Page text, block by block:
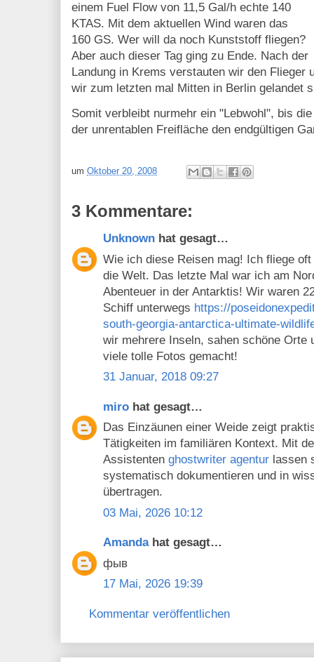
einem Fuel Flow von 11,5 Gal/h echte 140
KTAS. Mit dem aktuellen Wind waren das
160 GS. Wer will da noch Kunststoff fliegen?
Aber auch dieser Tag ging zu Ende. Nach der
Landung in Krems verstauten wir den Flieger
wir zum letzten mal Mitten in Berlin gelandet
Somit verbleibt nurmehr ein "Lebwohl", bis
der unrentablen Freifläche den endgültigen
um Oktober 20, 2008
3 Kommentare:
Unknown hat gesagt…
Wie ich diese Reisen mag! Ich fliege
die Welt. Das letzte Mal war ich am
Abenteuer in der Antarktis! Wir waren
Schiff unterwegs https://
south-georgia-antarctica-ultimate-
wir mehrere Inseln, sahen schöne Orte
viele tolle Fotos gemacht!
31 Januar, 2018 09:27
miro hat gesagt…
Das Einzäunen einer Weide zeigt
Tätigkeiten im familiären Kontext. Mit
Assistenten ghostwriter agentur lassen
systematisch dokumentieren und in
übertragen.
03 Mai, 2026 10:12
Amandahat gesagt…
фыв
17 Mai, 2026 19:39
Kommentar veröffentlichen